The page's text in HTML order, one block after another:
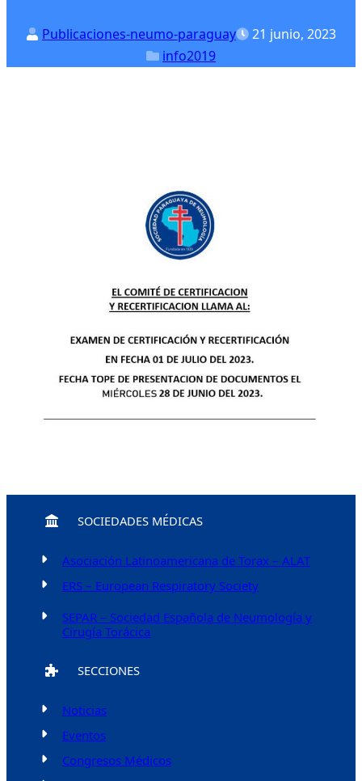
Publicaciones-neumo-paraguay 21 junio, 2023
info2019
SOCIEDADES MÉDICAS
Asociación Latinoamericana de Torax – ALAT
ERS – European Respiratory Society
SEPAR – Sociedad Española de Neumología y
Cirugía Torácica
SECCIONES
Noticias
Eventos
Congresos Médicos